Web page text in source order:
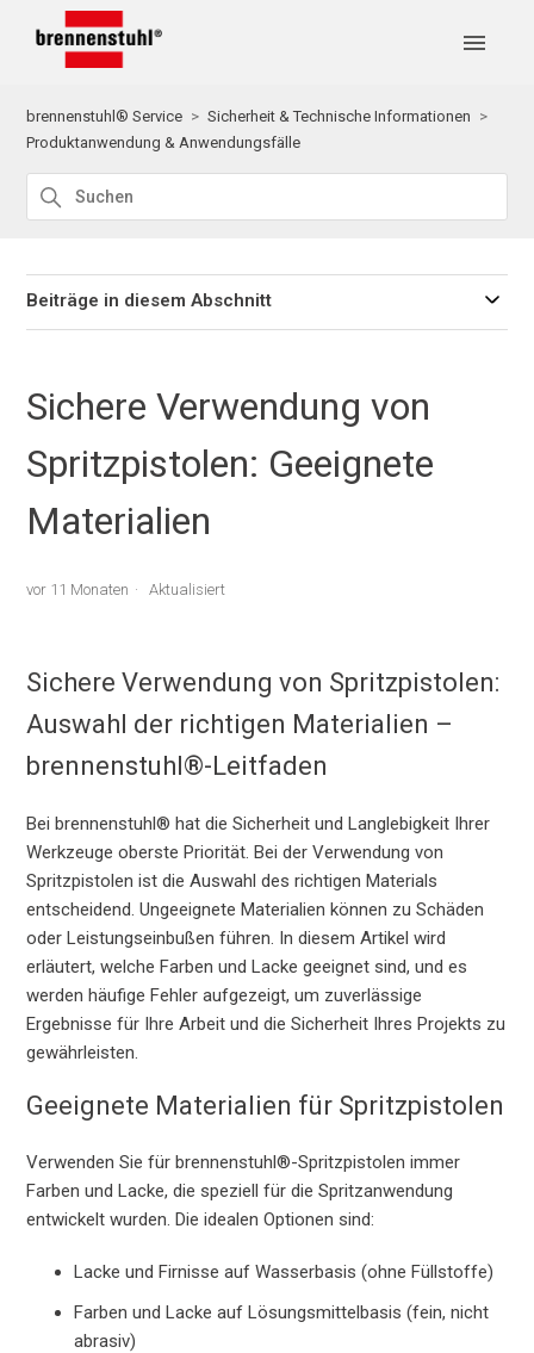
brennenstuhl® Service
Sicherheit & Technische Informationen
Produktanwendung & Anwendungsfälle
Beiträge in diesem Abschnitt
Sichere Verwendung von
Spritzpistolen: Geeignete
Materialien
vor 11 Monaten Aktualisiert
Sichere Verwendung von Spritzpistolen:
Auswahl der richtigen Materialien –
brennenstuhl®-Leitfaden
Bei brennenstuhl® hat die Sicherheit und Langlebigkeit Ihrer
Werkzeuge oberste Priorität. Bei der Verwendung von
Spritzpistolen ist die Auswahl des richtigen Materials
entscheidend. Ungeeignete Materialien können zu Schäden
oder Leistungseinbußen führen. In diesem Artikel wird
erläutert, welche Farben und Lacke geeignet sind, und es
werden häufige Fehler aufgezeigt, um zuverlässige
Ergebnisse für Ihre Arbeit und die Sicherheit Ihres Projekts zu
gewährleisten.
Geeignete Materialien für Spritzpistolen
Verwenden Sie für brennenstuhl®-Spritzpistolen immer
Farben und Lacke, die speziell für die Spritzanwendung
entwickelt wurden. Die idealen Optionen sind:
Lacke und Firnisse auf Wasserbasis (ohne Füllstoffe)
Farben und Lacke auf Lösungsmittelbasis (fein, nicht
abrasiv)